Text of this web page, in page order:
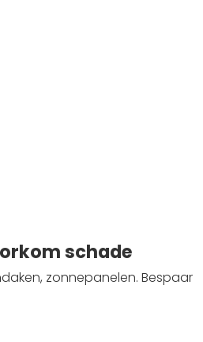
schade
zonnepanelen. Bespaar